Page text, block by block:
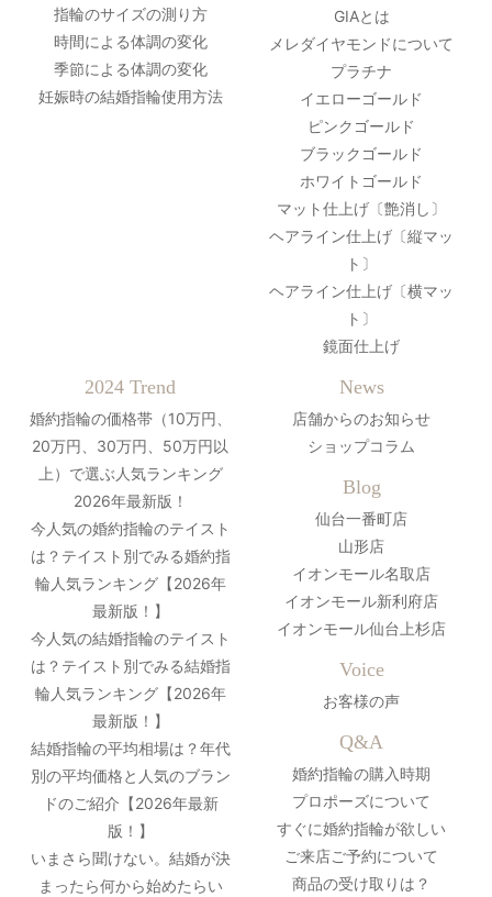
指輪のサイズの測り方
時間による体調の変化
季節による体調の変化
妊娠時の結婚指輪使用方法
GIAとは
メレダイヤモンドについて
プラチナ
イエローゴールド
ピンクゴールド
ブラックゴールド
ホワイトゴールド
マット仕上げ〔艶消し〕
ヘアライン仕上げ〔縦マッ
ト〕
ヘアライン仕上げ〔横マッ
ト〕
鏡面仕上げ
2024 Trend
婚約指輪の価格帯（10万円、
20万円、30万円、50万円以
上）で選ぶ人気ランキング
2026年最新版！
今人気の婚約指輪のテイスト
は？テイスト別でみる婚約指
輪人気ランキング【2026年
最新版！】
今人気の結婚指輪のテイスト
は？テイスト別でみる結婚指
輪人気ランキング【2026年
最新版！】
結婚指輪の平均相場は？年代
別の平均価格と人気のブラン
ドのご紹介【2026年最新
版！】
いまさら聞けない。結婚が決
まったら何から始めたらい
News
店舗からのお知らせ
ショップコラム
Blog
仙台一番町店
山形店
イオンモール名取店
イオンモール新利府店
イオンモール仙台上杉店
Voice
お客様の声
Q&A
婚約指輪の購入時期
プロポーズについて
すぐに婚約指輪が欲しい
ご来店ご予約について
商品の受け取りは？